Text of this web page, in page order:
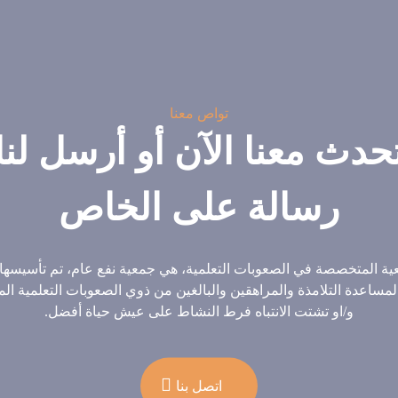
تواص معنا
معنا الآن أو أرسل
رسالة على الخاص
المتخصصة في الصعوبات التعلمية، هي جمعية نفع عام، تم
2002 لمساعدة التلامذة والمراهقين والبالغين من ذوي الصعوبات التعلمية
و/او تشتت الانتباه فرط النشاط على عيش حياة أفضل.
اتصل بنا